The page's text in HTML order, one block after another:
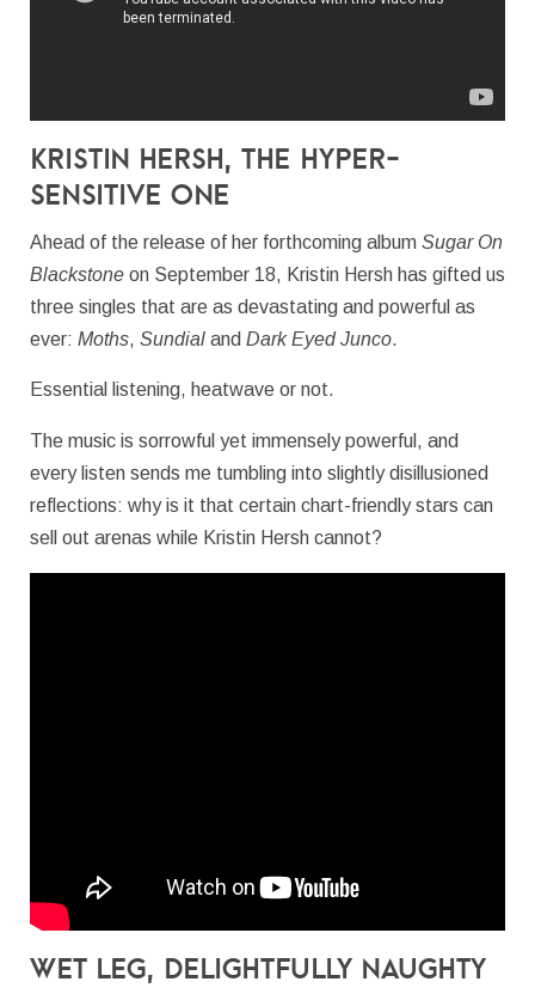
Kristin Hersh, the Hyper-
Sensitive One
Ahead of the release of her forthcoming album Sugar On
Blackstone on September 18, Kristin Hersh has gifted us
three singles that are as devastating and powerful as
ever: Moths, Sundial and Dark Eyed Junco.
Essential listening, heatwave or not.
The music is sorrowful yet immensely powerful, and
every listen sends me tumbling into slightly disillusioned
reflections: why is it that certain chart-friendly stars can
sell out arenas while Kristin Hersh cannot?
Wet Leg, Delightfully Naughty